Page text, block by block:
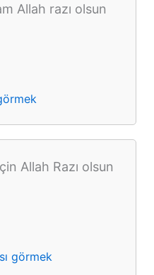
Allah razı olsun
Allah Razı olsun
görmek